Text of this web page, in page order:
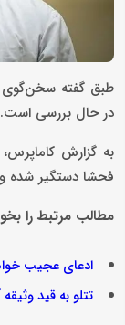
طبق گفته سخن‌گوی
در حال بررسی است.
به گزارش
فحشا دستگیر شده و به 10 سال زندان محکوم
مطالب مرتبط را
ادعای عجیب
تتلو به قید